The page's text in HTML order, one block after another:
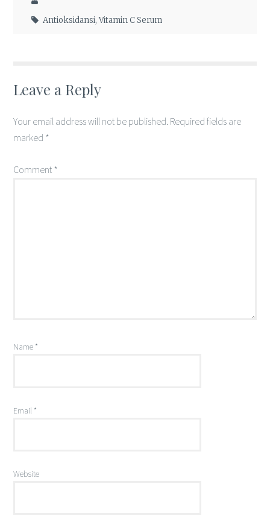
Antioksidansi,Vitamin C Serum
Leave a Reply
Your email address will not be published. Required fields are
marked *
Comment *
Name *
Email *
Website